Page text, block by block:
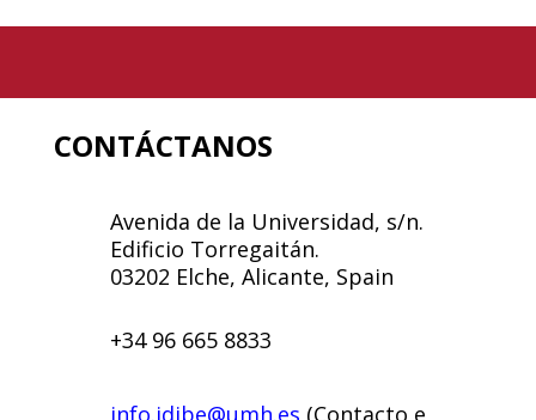
CONTÁCTANOS
Avenida de la Universidad, s/n.
Edificio Torregaitán.
03202 Elche, Alicante, Spain
+34 96 665 8833
info.idibe@umh.es (Contacto e